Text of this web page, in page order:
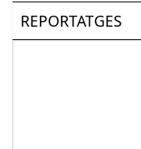
REPORTATGES